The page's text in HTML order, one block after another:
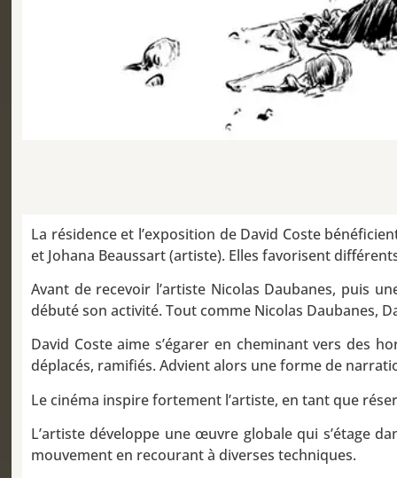
La résidence et l’exposition de David Coste
et Johana Beaussart (artiste). Elles favorisent
Avant de recevoir l’artiste Nicolas Daubanes, puis
débuté son activité. Tout comme Nicolas Daubanes,
David Coste aime s’égarer en cheminant vers des
déplacés, ramifiés. Advient alors une forme de
Le cinéma inspire fortement l’artiste, en tant que
L’artiste développe une œuvre globale qui s’étage
mouvement en recourant à diverses techniques.